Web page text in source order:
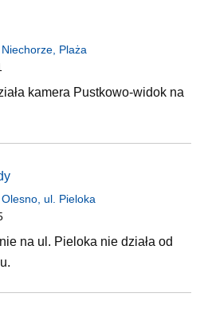
Plaża
kamera Pustkowo-widok na
ul. Pieloka
na ul. Pieloka nie działa od